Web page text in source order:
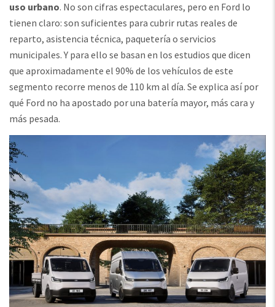
uso urbano. No son cifras espectaculares, pero en Ford lo
tienen claro: son suficientes para cubrir rutas reales de
reparto, asistencia técnica, paquetería o servicios
municipales. Y para ello se basan en los estudios que dicen
que aproximadamente el 90% de los vehículos de este
segmento recorre menos de 110 km al día. Se explica así por
qué Ford no ha apostado por una batería mayor, más cara y
más pesada.